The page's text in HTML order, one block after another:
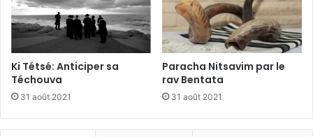
Ki Tétsé: Anticiper sa
Téchouva
31 août 2021
Paracha Nitsavim par le
rav Bentata
31 août 2021